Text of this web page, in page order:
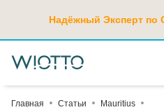
Надёжный Эксперт по
Главная Статьи
Mauritius